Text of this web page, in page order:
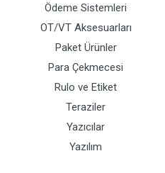
Ödeme Sistemleri
OT/VT Aksesuarları
Paket Ürünler
Para Çekmecesi
Rulo ve Etiket
Teraziler
Yazıcılar
Yazılım